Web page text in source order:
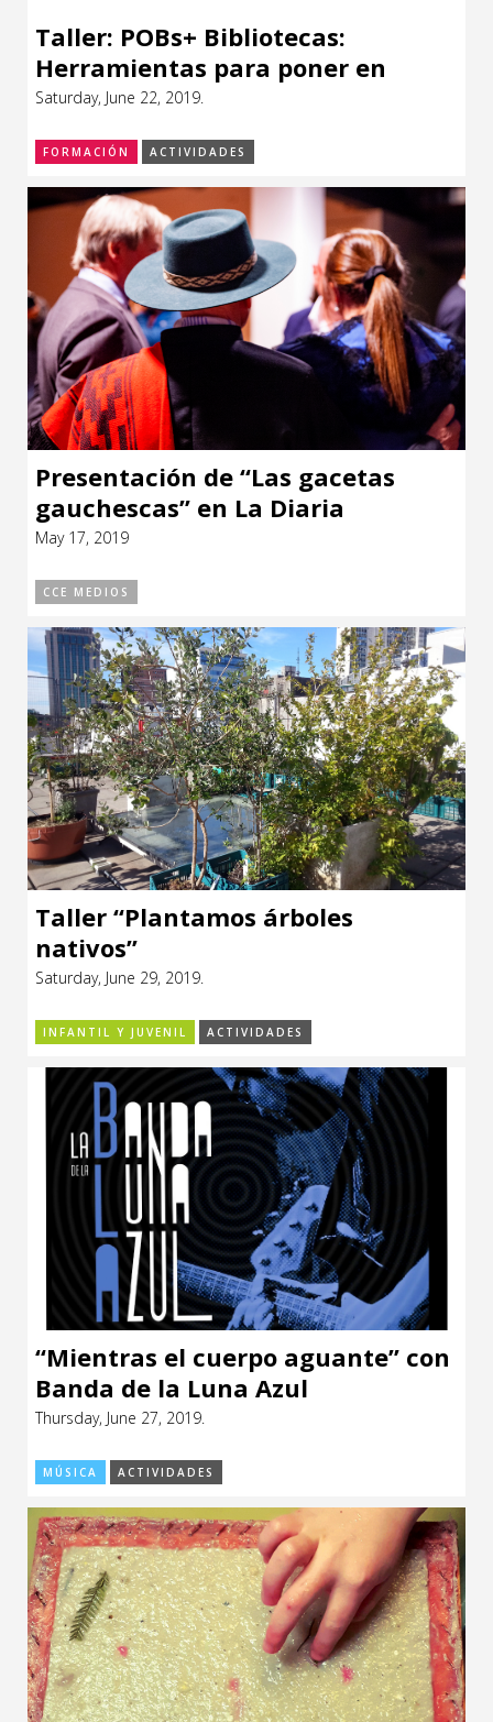
Taller: POBs+ Bibliotecas:
Herramientas para poner en
marcha sus propios clubes de
Saturday, June 22, 2019.
FORMACIÓN ACTIVIDADES
Presentación de “Las gacetas
gauchescas” en La Diaria
May 17, 2019
CCE MEDIOS
Taller “Plantamos árboles
nativos”
Saturday, June 29, 2019.
INFANTIL Y JUVENIL ACTIVIDADES
“Mientras el cuerpo aguante” con
Banda de la Luna Azul
Thursday, June 27, 2019.
MÚSICA ACTIVIDADES